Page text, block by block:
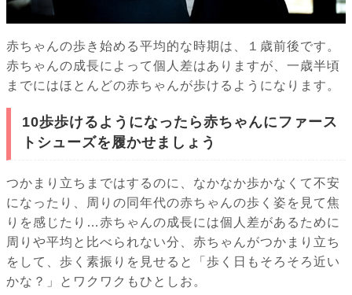
赤ちゃんの歩き始める平均的な時期は、１歳前後です。
赤ちゃんの成長によって個人差はありますが、一歳半頃
までにはほとんどの赤ちゃんが歩けるようになります。
10歩歩けるようになったら赤ちゃんにファース
トシューズを履かせましょう
つかまり立ちまではするのに、なかなか歩かなくて不安
になったり、周りの同年代の赤ちゃんの歩く姿を見て焦
りを感じたり…赤ちゃんの成長には個人差があるために
周りや平均と比べられない分、赤ちゃんがつかまり立ち
をして、歩く素振りを見せると「歩く日もそろそろ近い
かな？」とワクワクもひとしお。